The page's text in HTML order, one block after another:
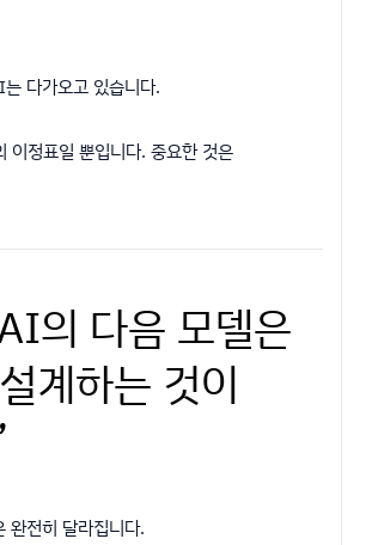
다가오고 있습니다.
이정표일 뿐입니다. 중요한 것은
의 다음 모델은
계하는 것이
완전히 달라집니다.